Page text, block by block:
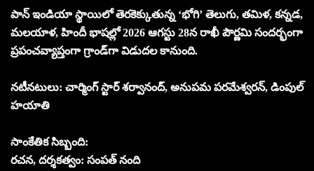
పాన్ ఇండియా స్థాయిలో తెరకెక్కుతున్న ‘భోగి’ తెలుగు, తమిళ, కన్నడ,
మలయాళ, హిందీ భాషల్లో 2026 ఆగస్టు 28న రాఖీ పౌర్ణమి సందర్భంగా
ప్రపంచవ్యాప్తంగా గ్రాండ్‌గా విడుదల కానుంది.
నటీనటులు: చార్మింగ్ స్టార్ శర్వానంద్, అనుపమ పరమేశ్వరన్, డింపుల్
హయాతి
సాంకేతిక సిబ్బంది:
రచన, దర్శకత్వం: సంపత్ నంది